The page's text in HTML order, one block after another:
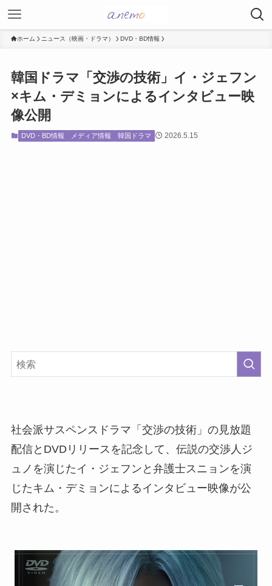
ホーム ニュース（映画・ドラマ） DVD・BD情報
韓国ドラマ「交渉の技術」イ・ジェフン
×キム・デミョンによるインタビュー映
像公開
DVD・BD情報 メディア情報 韓国ドラマ 2026.5.15
社会派サスペンスドラマ「交渉の技術」の見放題
配信とDVDリリースを記念して、伝説の交渉人ジ
ュノを演じたイ・ジェフンと弁護士スニョンを演
じたキム・デミョンによるインタビュー映像が公
開された。